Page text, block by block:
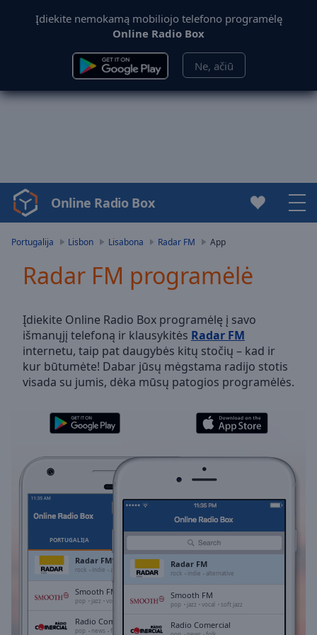
Įdiekite nemokamą mobiliojo telefono programėlę
Online Radio Box
Ne, ačiū
Video
Player
Video
Skip
Backward
Skip
Forward
Mute
Current
Duration-:-
0.00%
Stream
TypeLIVE
LIVE
Remaining
Online Radio Box
Portugalija Lisbon Lisabona Radar FM App
Radar FM programėlė
Įdiekite Online Radio Box programėlę į savo
išmanųjį telefoną ir klausykitės Radar FM
internetu, taip pat daugybės kitų stočių – kad ir
kur būtumėte! Dabar jūsų mėgstama radijo stotis
visada su jumis, dėka mūsų patogios programėlės.
PORTUGALIJA
Radar FM
rock indie alternative
Smooth FM
pop jazz vocal soft jazz
Radio Comercial
pop news folk
Radar FM
rock indie alternative
Smooth FM
pop jazz vocal soft jazz
Radio Comercial